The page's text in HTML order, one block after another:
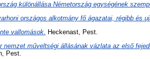
különállása Németország egységének
országos alkotmány fő ágazatai, régibb és
vallomások.
Heckenast, Pest.
nemzet műveltségi állásának vázlata az első
Pest.